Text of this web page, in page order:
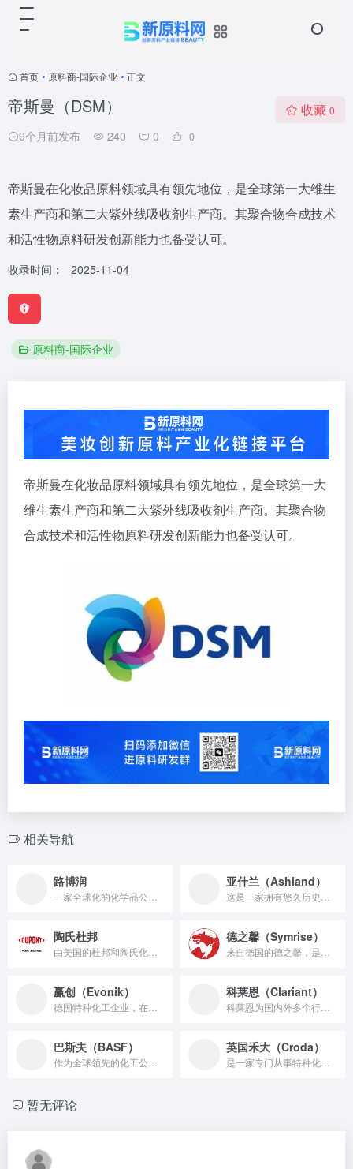
首页 • 原料商-国际企业 • 正文
帝斯曼（DSM）
9个月前发布 240 0 0
收藏 0
帝斯曼在化妆品原料领域具有领先地位，是全球第一大维生
素生产商和第二大紫外线吸收剂生产商。其聚合物合成技术
和活性物原料研发创新能力也备受认可。
收录时间： 2025-11-04
原料商-国际企业
帝斯曼在化妆品原料领域具有领先地位，是全球第一大
维生素生产商和第二大紫外线吸收剂生产商。其聚合物
合成技术和活性物原料研发创新能力也备受认可。
相关导航
路博润
一家全球化的化学品公司，总部位于美国俄亥俄州。在化妆品原料领...
亚什兰（Ashland）
这是一家拥有悠久历史的国际特种化妆品公司，专注于为个人护理用...
陶氏杜邦
由美国的杜邦和陶氏化学合并而成，是全球领先的化工企业之一。陶...
德之馨（Symrise）
来自德国的德之馨，是全球四大香精香料企业之一，其年销售额庞大...
赢创（Evonik）
德国特种化工企业，在化妆品原料领域也有深入布局，提供多种功能...
科莱恩（Clariant）
科莱恩为国内外多个行业提供原料支持，包括洗涤剂、纺织助剂、化...
巴斯夫（BASF）
作为全球领先的化工公司之一，巴斯夫在化妆品原料领域也有着举足...
英国禾大（Croda）
是一家专门从事特种化学品的公司，提供广泛的乳化剂、调理剂和活...
暂无评论